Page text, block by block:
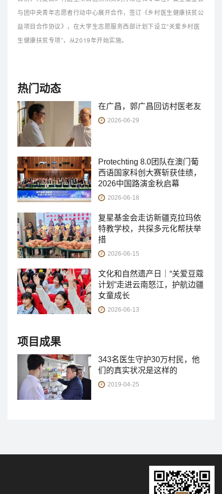
与团中央青年志愿者行动中心展开合作，签订《乡村医生健康扶贫公
益项目合作协议》，在大学生志愿服务西部计划下设立“关爱乡村医
生健康扶贫专项”，从2019年开始实施。
热门动态
在广昌，郭广昌回访村医老友
2026-06-29
Protechting 8.0团队在澳门葡
西语国家科创大赛斩获佳绩，
2026中国路演金秋启幕
2026-06-18
复星基金会走访新疆克拉玛依
特教学校，共探多元化帮扶举
措
2026-06-15
文化和自然遗产日｜“关爱豆蔻
计划”走进云南怒江，护航边疆
女童成长
2026-06-13
项目成果
343名医生守护30万村民，他
们的真实状况是这样的
2019-04-25